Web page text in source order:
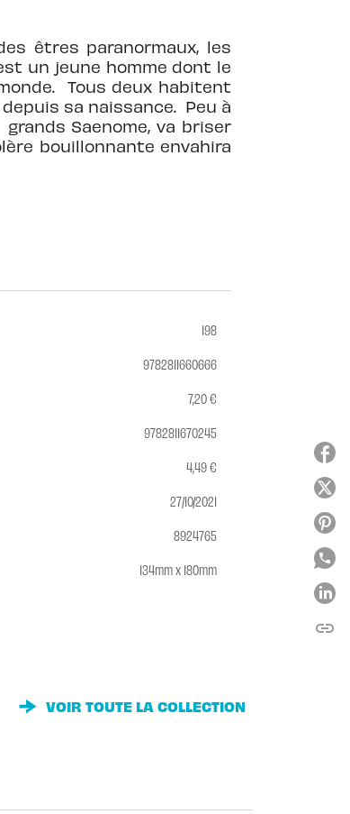
êtres paranormaux, les
un jeune homme dont le
Tous deux habitent
sa naissance. Peu à
Saenome, va briser
bouillonnante envahira
198
9782811660666
7,20 €
9782811670245
4,49 €
27/10/2021
8924765
134mm x 180mm
VOIR TOUTE LA COLLECTION
link